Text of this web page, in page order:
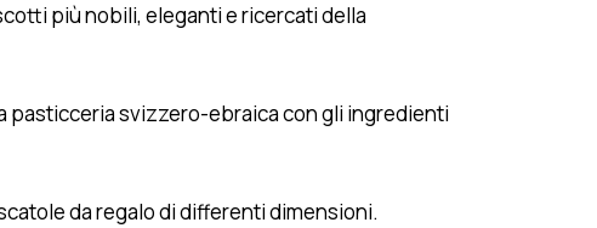
più nobili, eleganti e ricercati della
pasticceria svizzero-ebraica con gli ingredienti
da regalo di differenti dimensioni.